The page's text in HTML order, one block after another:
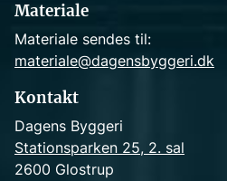
Materiale
Materiale sendes til:
materiale@dagensbyggeri.dk
Kontakt
Dagens Byggeri
Stationsparken 25, 2. sal
2600 Glostrup